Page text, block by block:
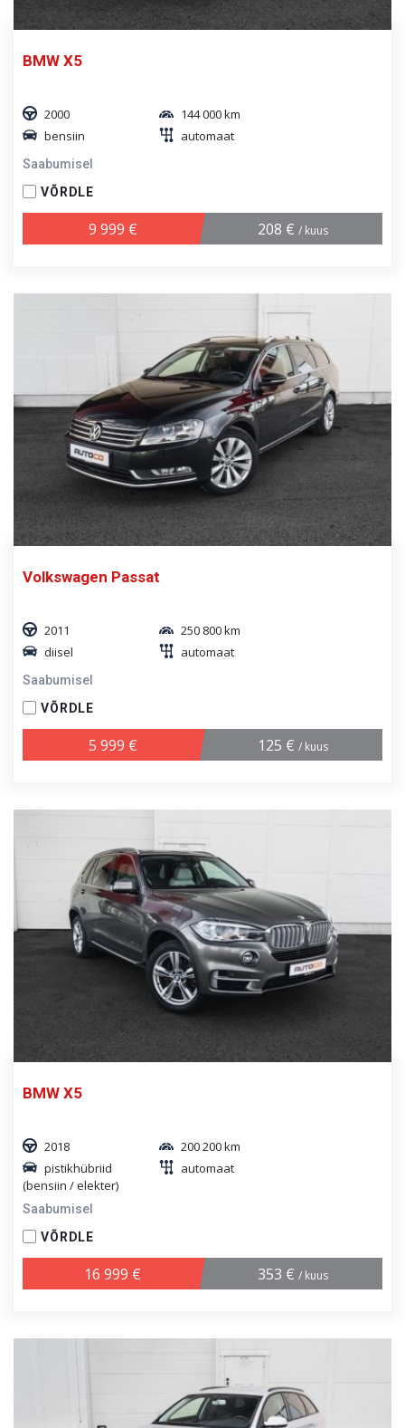
BMW X5
2000
144 000 km
bensiin
automaat
Saabumisel
VÕRDLE
9 999 € 208 € / kuus
Volkswagen Passat
2011
250 800 km
diisel
automaat
Saabumisel
VÕRDLE
5 999 € 125 € / kuus
BMW X5
2018
200 200 km
pistikhübriid
(bensiin / elekter)
automaat
Saabumisel
VÕRDLE
16 999 € 353 € / kuus